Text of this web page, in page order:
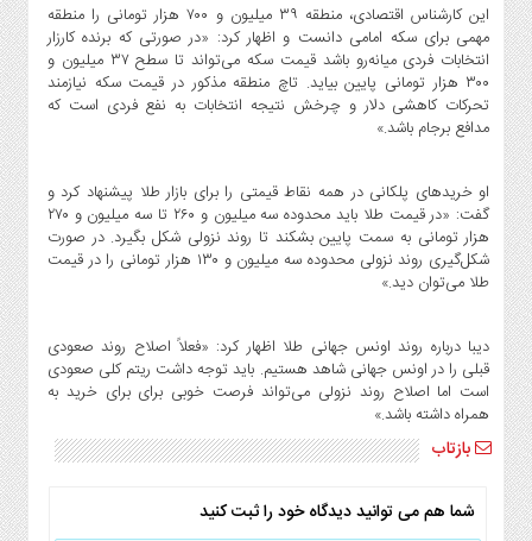
این کارشناس اقتصادی، منطقه ۳۹ میلیون و ۷۰۰ هزار تومانی را منطقه
مهمی برای سکه امامی دانست و اظهار کرد: «در صورتی که برنده کارزار
انتخابات فردی میانه‌رو باشد قیمت سکه می‌تواند تا سطح ۳۷ میلیون و
۳۰۰ هزار تومانی پایین بیاید. تاچ منطقه مذکور در قیمت سکه نیازمند
تحرکات کاهشی دلار و چرخش نتیجه انتخابات به نفع فردی است که
مدافع برجام باشد.»
او خریدهای پلکانی در همه نقاط قیمتی را برای بازار طلا پیشنهاد کرد و
گفت: «در قیمت طلا باید محدوده سه میلیون و ۲۶۰ تا سه میلیون و ۲۷۰
هزار تومانی به سمت پایین بشکند تا روند نزولی شکل بگیرد. در صورت
شکل‌گیری روند نزولی محدوده سه میلیون و ۱۳۰ هزار تومانی را در قیمت
طلا می‌توان دید.»
دیبا درباره روند اونس جهانی طلا اظهار کرد: «فعلاً اصلاح روند صعودی
قبلی را در اونس جهانی شاهد هستیم. باید توجه داشت ریتم کلی صعودی
است اما اصلاح روند نزولی می‌تواند فرصت خوبی برای برای خرید به
همراه داشته باشد.»
بازتاب
شما هم می توانید دیدگاه خود را ثبت کنید